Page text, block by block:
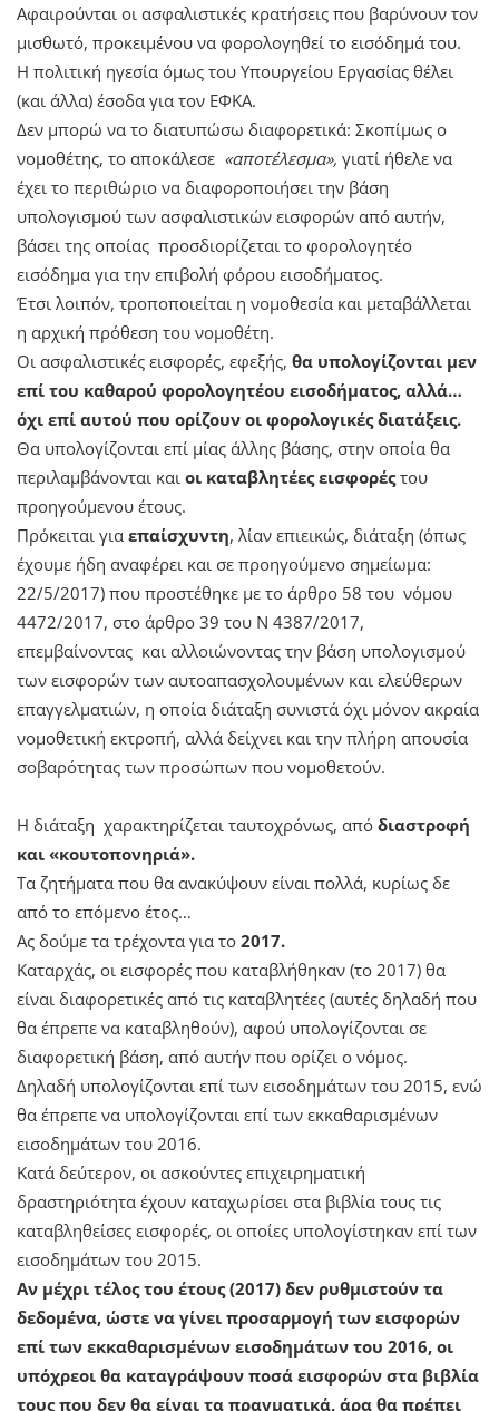
Αφαιρούνται οι ασφαλιστικές κρατήσεις που βαρύνουν τον
μισθωτό, προκειμένου να φορολογηθεί το εισόδημά του.
Η πολιτική ηγεσία όμως του Υπουργείου Εργασίας θέλει
(και άλλα) έσοδα για τον ΕΦΚΑ.
Δεν μπορώ να το διατυπώσω διαφορετικά: Σκοπίμως ο
νομοθέτης, το αποκάλεσε «αποτέλεσμα», γιατί ήθελε να
έχει το περιθώριο να διαφοροποιήσει την βάση
υπολογισμού των ασφαλιστικών εισφορών από αυτήν,
βάσει της οποίας προσδιορίζεται το φορολογητέο
εισόδημα για την επιβολή φόρου εισοδήματος.
Έτσι λοιπόν, τροποποιείται η νομοθεσία και μεταβάλλεται
η αρχική πρόθεση του νομοθέτη.
Οι ασφαλιστικές εισφορές, εφεξής, θα υπολογίζονται μεν
επί του καθαρού φορολογητέου εισοδήματος, αλλά…
όχι επί αυτού που ορίζουν οι φορολογικές διατάξεις.
Θα υπολογίζονται επί μίας άλλης βάσης, στην οποία θα
περιλαμβάνονται και οι καταβλητέες εισφορέςτου
προηγούμενου έτους.
Πρόκειται για επαίσχυντη, λίαν επιεικώς, διάταξη (όπως
έχουμε ήδη αναφέρει και σε προηγούμενο σημείωμα:
22/5/2017) που προστέθηκε με το άρθρο 58 του νόμου
4472/2017, στο άρθρο 39 του Ν 4387/2017,
επεμβαίνοντας και αλλοιώνοντας την βάση υπολογισμού
των εισφορών των αυτοαπασχολουμένων και ελεύθερων
επαγγελματιών, η οποία διάταξη συνιστά όχι μόνον ακραία
νομοθετική εκτροπή, αλλά δείχνει και την πλήρη απουσία
σοβαρότητας των προσώπων που νομοθετούν.
Η διάταξη χαρακτηρίζεται ταυτοχρόνως, από διαστροφή
και «κουτοπονηριά».
Τα ζητήματα που θα ανακύψουν είναι πολλά, κυρίως δε
από το επόμενο έτος…
Ας δούμε τα τρέχοντα για το 2017.
Καταρχάς, οι εισφορές που καταβλήθηκαν (το 2017) θα
είναι διαφορετικές από τις καταβλητέες (αυτές δηλαδή που
θα έπρεπε να καταβληθούν), αφού υπολογίζονται σε
διαφορετική βάση, από αυτήν που ορίζει ο νόμος.
Δηλαδή υπολογίζονται επί των εισοδημάτων του 2015, ενώ
θα έπρεπε να υπολογίζονται επί των εκκαθαρισμένων
εισοδημάτων του 2016.
Κατά δεύτερον, οι ασκούντες επιχειρηματική
δραστηριότητα έχουν καταχωρίσει στα βιβλία τους τις
καταβληθείσες εισφορές, οι οποίες υπολογίστηκαν επί των
εισοδημάτων του 2015.
Αν μέχρι τέλος του έτους (2017) δεν ρυθμιστούν τα
δεδομένα, ώστε να γίνει προσαρμογή των εισφορών
επί των εκκαθαρισμένων εισοδημάτων του 2016, οι
υπόχρεοι θα καταγράψουν ποσά εισφορών στα βιβλία
τους που δεν θα είναι τα πραγματικά, άρα θα πρέπει